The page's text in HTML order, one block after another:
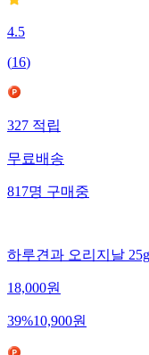
4.5
(16)
327적립
무료배송
817명구매중
하루견과 오리지날
18,000원
39%10,900원